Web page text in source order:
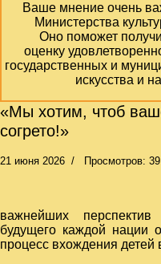
Ваше мнение очень
Министерства
Оно поможет
оценку
государственных и
искусства и
«Мы хотим, чтоб
согрето!»
21 июня 2026 Просмотров: 39
важнейших
будущего каждой нации
процесс вхождения детей